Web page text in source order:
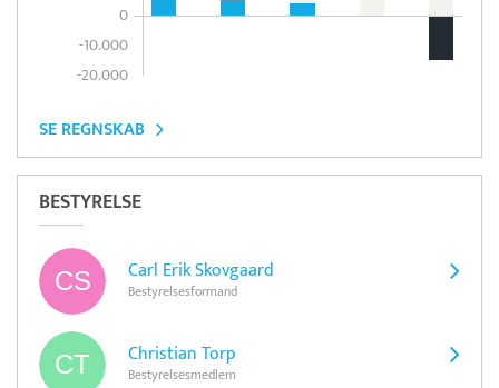
0
-10.000
-20.000
SE REGNSKAB
BESTYRELSE
Carl Erik Skovgaard
Bestyrelsesformand
Christian Torp
Bestyrelsesmedlem